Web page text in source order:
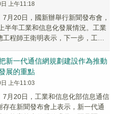
上午11:18
7月20日，國新辦舉行新聞發布會，
半年工業和信息化發展情況。工業
程師王衛明表示，下一步，工信
新一代通信網規劃建設作為推動
展的重點
上午11:03
7月20日，工業和信息化部信息通信
存在新聞發布會上表示，新一代通